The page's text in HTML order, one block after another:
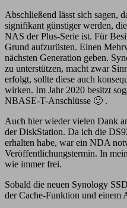
Abschließend lässt sich sagen,
signifikant günstiger werden,
NAS der Plus-Serie ist. Für
Grund aufzurüsten. Einen
nächsten Generation geben.
zu unterstützen, macht zwar
erfolgt, sollte diese auch
wirken. Im Jahr 2020 besitzt
NBASE-T-Anschlüsse 🙂 .
Auch hier wieder vielen Dank
der DiskStation. Da ich die
erhalten habe, war ein NDA
Veröffentlichungstermin. In
wie immer frei.
Sobald die neuen Synology
der Cache-Funktion und einem